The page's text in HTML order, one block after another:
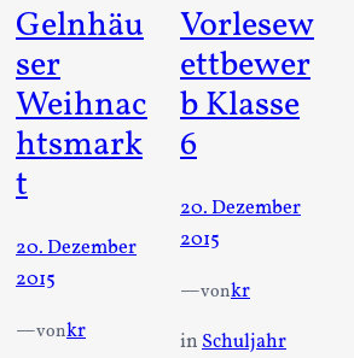
Gelnhäu
ser
Weihnac
htsmark
t
20. Dezember
2015
—vonkr
Vorlesew
ettbewer
b Klasse
6
20. Dezember
2015
—vonkr
inSchuljahr